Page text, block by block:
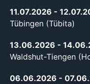
11.07.2026 -
Tübingen (Tübita)
13.06.2026 -
Waldshut-Tiengen
06.06.2026 -